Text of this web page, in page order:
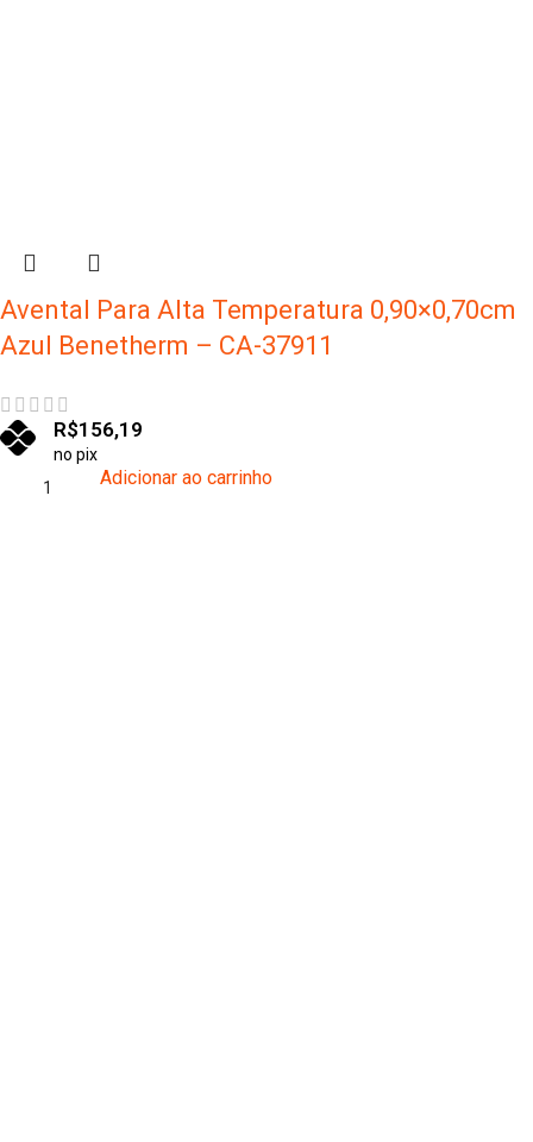
Avental Para Alta Temperatura 0,90×0,70cm
Azul Benetherm – CA-37911
R$156,19
no pix
Adicionar ao carrinho